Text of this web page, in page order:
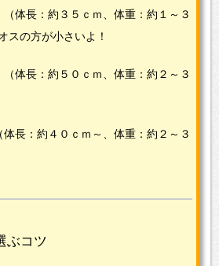
（体長：約３５ｃｍ、体重：約１～３
方が小さいよ！
（体長：約５０ｃｍ、体重：約２～３
体長：約４０ｃｍ～、体重：約２～３
ぶコツ